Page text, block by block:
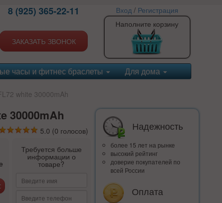
8 (925) 365-22-11
ЗАКАЗАТЬ ЗВОНОК
Вход/ Регистрация
Наполните корзину
часы и фитнес браслеты Для дома
white 30000mAh
30000mAh
5.0 (0 голосов)
Требуется больше
информации о
товаре?
Надежность
более 15 лет на рынке
высокий рейтинг
доверие покупателей по
всей России
Оплата